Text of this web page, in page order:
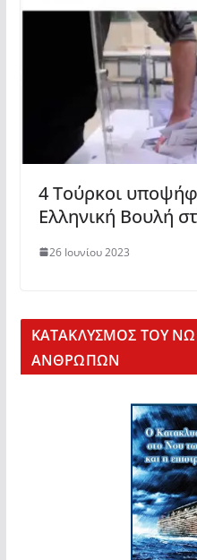
4 Τούρκοι
Ελληνική Βουλή
26 Ιουνίου 2023
KΑΤΑΚΛΥΣΜΟΣ ΤΟΥ
ΑΝΘΡΩΠΩΝ